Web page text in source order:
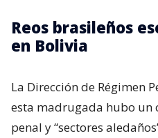
Reos brasileños
en Bolivia
La Dirección de Régimen
esta madrugada hubo un
penal y “sectores